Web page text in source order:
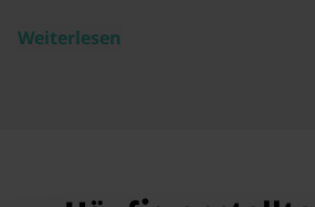
Weiterlesen